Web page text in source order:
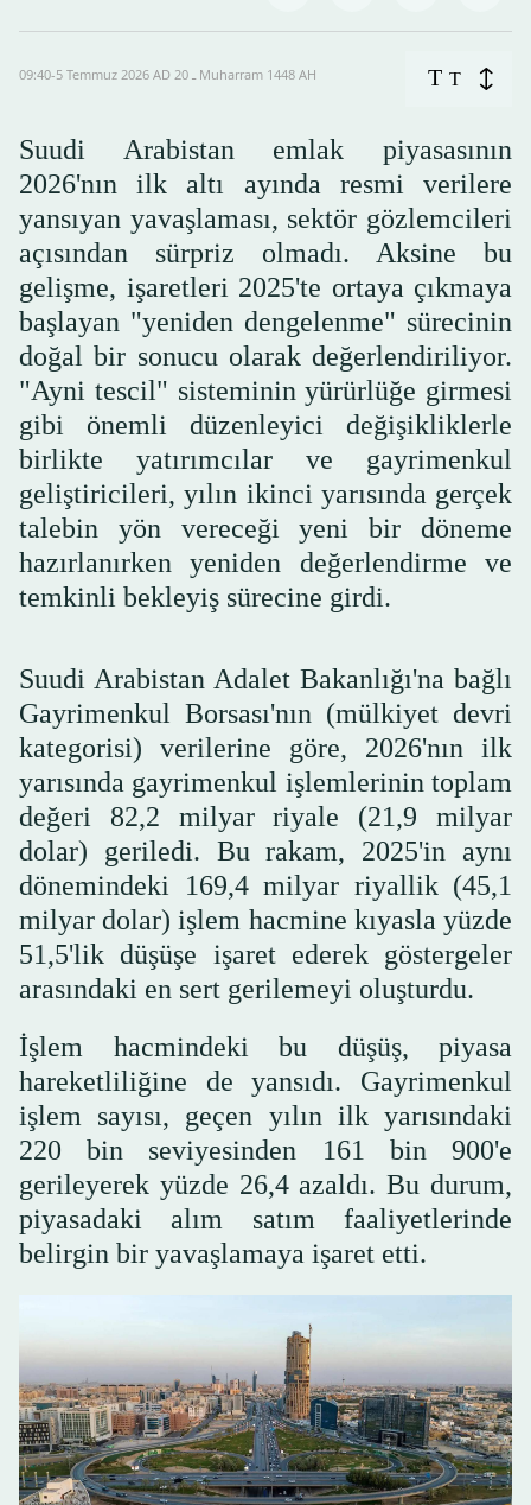
09:40-5 Temmuz 2026 AD ـ 20 Muharram 1448 AH T T
Suudi Arabistan emlak piyasasının
2026'nın ilk altı ayında resmi verilere
yansıyan yavaşlaması, sektör gözlemcileri
açısından sürpriz olmadı. Aksine bu
gelişme, işaretleri 2025'te ortaya çıkmaya
başlayan "yeniden dengelenme" sürecinin
doğal bir sonucu olarak değerlendiriliyor.
"Ayni tescil" sisteminin yürürlüğe girmesi
gibi önemli düzenleyici değişikliklerle
birlikte yatırımcılar ve gayrimenkul
geliştiricileri, yılın ikinci yarısında gerçek
talebin yön vereceği yeni bir döneme
hazırlanırken yeniden değerlendirme ve
temkinli bekleyiş sürecine girdi.
Suudi Arabistan Adalet Bakanlığı'na bağlı
Gayrimenkul Borsası'nın (mülkiyet devri
kategorisi) verilerine göre, 2026'nın ilk
yarısında gayrimenkul işlemlerinin toplam
değeri 82,2 milyar riyale (21,9 milyar
dolar) geriledi. Bu rakam, 2025'in aynı
dönemindeki 169,4 milyar riyallik (45,1
milyar dolar) işlem hacmine kıyasla yüzde
51,5'lik düşüşe işaret ederek göstergeler
arasındaki en sert gerilemeyi oluşturdu.
İşlem hacmindeki bu düşüş, piyasa
hareketliliğine de yansıdı. Gayrimenkul
işlem sayısı, geçen yılın ilk yarısındaki
220 bin seviyesinden 161 bin 900'e
gerileyerek yüzde 26,4 azaldı. Bu durum,
piyasadaki alım satım faaliyetlerinde
belirgin bir yavaşlamaya işaret etti.